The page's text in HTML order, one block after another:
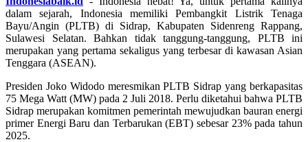
dalam sejarah, Indonesia memiliki Pembangkit Listrik Tenaga
Bayu/Angin (PLTB) di Sidrap, Kabupaten Sidenreng Rappang,
Sulawesi Selatan. Bahkan tidak tanggung-tanggung, PLTB ini
merupakan yang pertama sekaligus yang terbesar di kawasan Asian
Tenggara (ASEAN).
Presiden Joko Widodo meresmikan PLTB Sidrap yang berkapasitas
75 Mega Watt (MW) pada 2 Juli 2018. Perlu diketahui bahwa PLTB
Sidrap merupakan komitmen pemerintah mewujudkan bauran energi
primer Energi Baru dan Terbarukan (EBT) sebesar 23% pada tahun
2025.